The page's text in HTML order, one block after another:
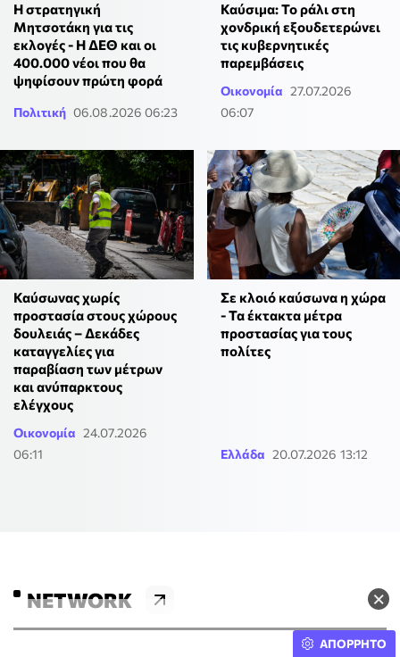
×
Η στρατηγική
Μητσοτάκη για τις
εκλογές - Η ΔΕΘ και οι
400.000 νέοι που θα
ψηφίσουν πρώτη φορά
Πολιτική 06.08.2026 06:23
Καύσιμα: Το ράλι στη
χονδρική εξουδετερώνει
τις κυβερνητικές
παρεμβάσεις
Οικονομία 27.07.2026
06:07
Καύσωνας χωρίς
προστασία στους χώρους
δουλειάς – Δεκάδες
καταγγελίες για
παραβίαση των μέτρων
και ανύπαρκτους
ελέγχους
Οικονομία 24.07.2026
06:11
Σε κλοιό καύσωνα η χώρα
- Τα έκτακτα μέτρα
προστασίας για τους
πολίτες
Ελλάδα 20.07.2026 13:12
NETWORK
ΑΠΟΡΡΗΤΟ